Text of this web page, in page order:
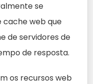
se
cache web que
de servidores de
de resposta.
os recursos web